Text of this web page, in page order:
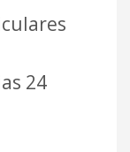
24